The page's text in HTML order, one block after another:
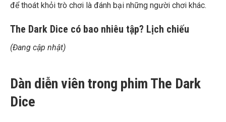
để thoát khỏi trò chơi là đánh bại những người chơi khác.
The Dark Dice có bao nhiêu tập? Lịch chiếu
(Đang cập nhật)
Dàn diễn viên trong phim The Dark
Dice